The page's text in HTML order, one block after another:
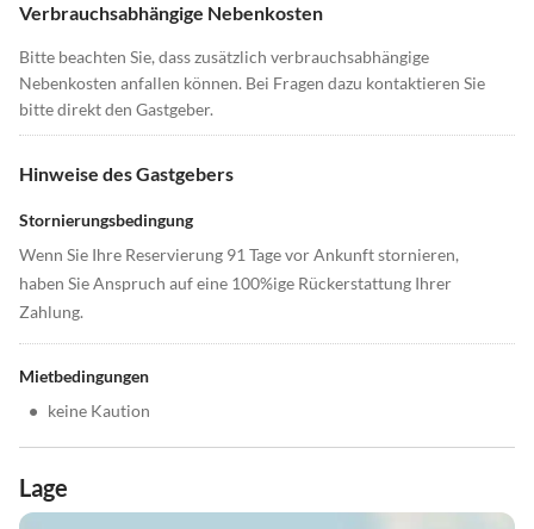
Verbrauchsabhängige Nebenkosten
Bitte beachten Sie, dass zusätzlich verbrauchsabhängige
Nebenkosten anfallen können. Bei Fragen dazu kontaktieren Sie
bitte direkt den Gastgeber.
Hinweise des Gastgebers
Stornierungsbedingung
Wenn Sie Ihre Reservierung 91 Tage vor Ankunft stornieren,
haben Sie Anspruch auf eine 100%ige Rückerstattung Ihrer
Zahlung.
Mietbedingungen
• keine Kaution
Lage